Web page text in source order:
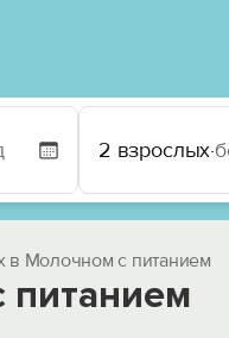
2 взрослых·
в Молочном с питанием